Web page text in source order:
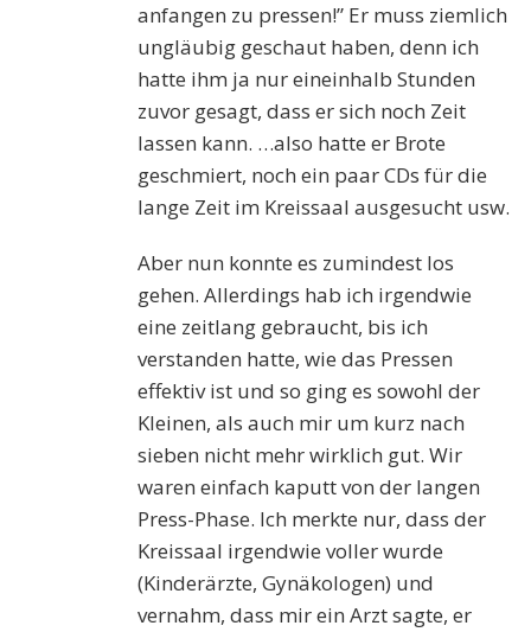
anfangen zu pressen!” Er muss ziemlich
ungläubig geschaut haben, denn ich
hatte ihm ja nur eineinhalb Stunden
zuvor gesagt, dass er sich noch Zeit
lassen kann. …also hatte er Brote
geschmiert, noch ein paar CDs für die
lange Zeit im Kreissaal ausgesucht usw.
Aber nun konnte es zumindest los
gehen. Allerdings hab ich irgendwie
eine zeitlang gebraucht, bis ich
verstanden hatte, wie das Pressen
effektiv ist und so ging es sowohl der
Kleinen, als auch mir um kurz nach
sieben nicht mehr wirklich gut. Wir
waren einfach kaputt von der langen
Press-Phase. Ich merkte nur, dass der
Kreissaal irgendwie voller wurde
(Kinderärzte, Gynäkologen) und
vernahm, dass mir ein Arzt sagte, er